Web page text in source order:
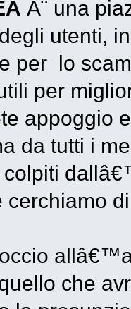
Ã¨ una
utenti,
per lo
per
appoggio
da tutti i
colpiti
cerchiamo
che